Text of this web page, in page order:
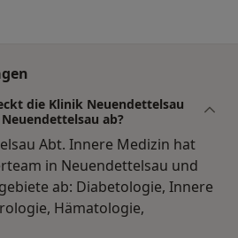
die Klinik Neuendettelsau
ab?
Abt. Innere Medizin hat
in Neuendettelsau und
ab: Diabetologie, Innere
Hämatologie,